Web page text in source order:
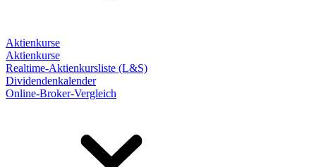
Aktienkurse
Aktienkurse
Realtime-Aktienkursliste (L&S)
Dividendenkalender
Online-Broker-Vergleich